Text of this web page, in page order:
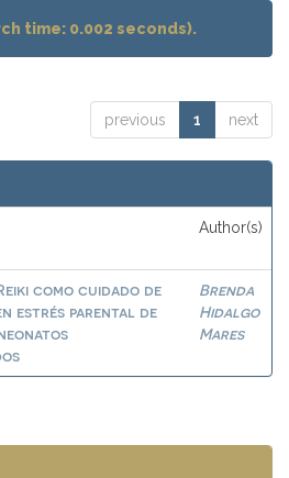
time: 0.002 seconds).
previous 1 next
Author(s)
como cuidado de
estrés parental de
Brenda
Hidalgo
Mares